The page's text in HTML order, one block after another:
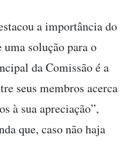
a importância do
solução para o
da Comissão é a
seus membros acerca
à sua apreciação”,
que, caso não haja